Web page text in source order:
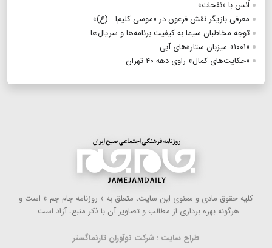
اُنس با «نفحات»
معرفی بازیگر نقش فرعون در «موسی کلیم‌ا...‌(ع)»
توجه مخاطبان سیما به کیفیت برنامه‌ها و سریال‌ها
«۱۰۰۱» میزبان ستاره‌های آبی
«حکایت‌های کمال» راوی دهه ۴۰ تهران
كلیه حقوق مادی و معنوی این سایت، متعلق به « روزنامه جام جم » است و
هرگونه بهره ‌برداری از مطالب و تصاویر آن با ذكر منبع، آزاد است .
طراح سایت : شرکت نوآوران تارنماگستر